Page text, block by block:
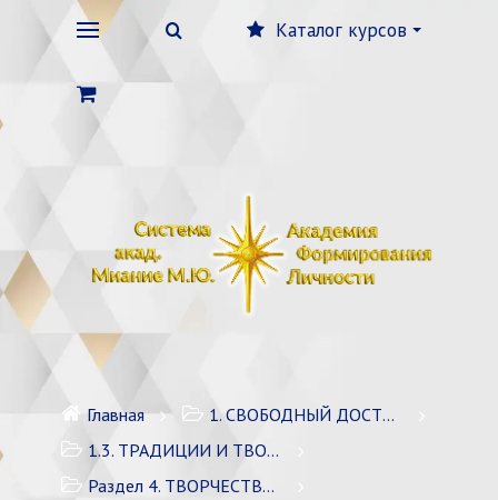
Каталог курсов
Главная
1. СВОБОДНЫЙ ДОСТУП
1.3. ТРАДИЦИИ И ТВОРЧЕСТВО, ФОРМИРУЮЩИЕ ЛИЧНОСТЬ
Раздел 4. ТВОРЧЕСТВО СИСТЕМЫ